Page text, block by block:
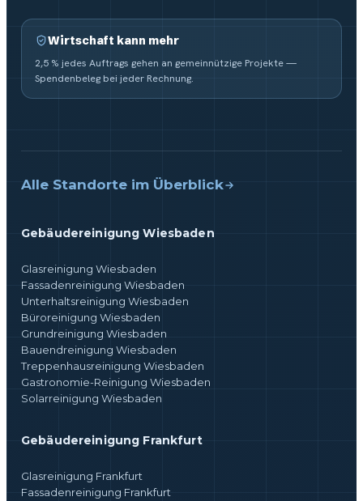
Wirtschaft kann mehr
2,5 % jedes Auftrags gehen an gemeinnützige Projekte —
Spendenbeleg bei jeder Rechnung.
Alle Standorte im Überblick
Gebäudereinigung Wiesbaden
Glasreinigung Wiesbaden
Fassadenreinigung Wiesbaden
Unterhaltsreinigung Wiesbaden
Büroreinigung Wiesbaden
Grundreinigung Wiesbaden
Bauendreinigung Wiesbaden
Treppenhausreinigung Wiesbaden
Gastronomie-Reinigung Wiesbaden
Solarreinigung Wiesbaden
Gebäudereinigung Frankfurt
Glasreinigung Frankfurt
Fassadenreinigung Frankfurt